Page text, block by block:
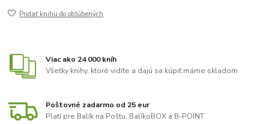
Pridať knihu do obľúbených
Viac ako 24 000 kníh
Všetky knihy, ktoré vidíte a dajú sa kúpiť máme skladom
Poštovné zadarmo od 25 eur
Platí pre Balík na Poštu, BalíkoBOX a B-POINT